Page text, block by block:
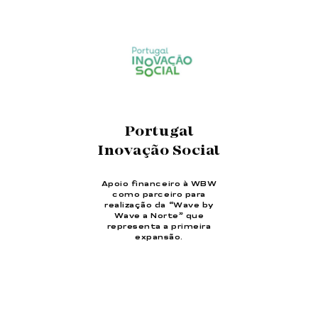
Portugal
Inovação Social
Apoio financeiro à WBW
como parceiro para
realização da “Wave by
Wave a Norte” que
representa a primeira
expansão.